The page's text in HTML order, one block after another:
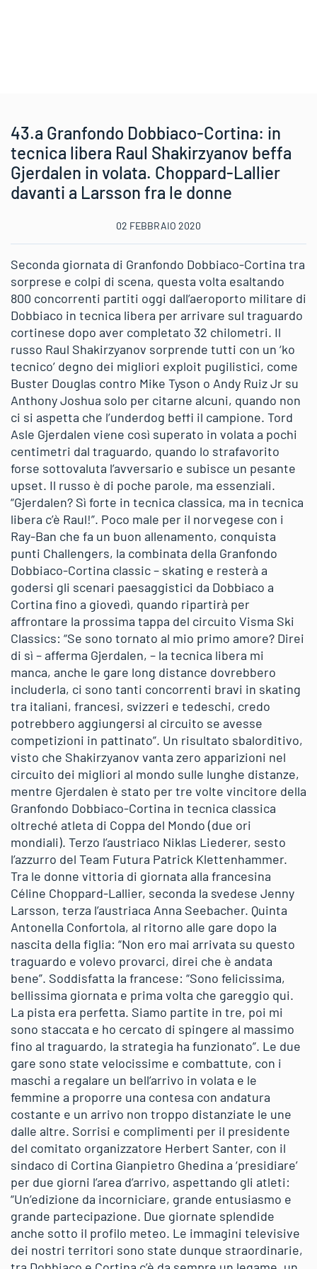
43.a Granfondo Dobbiaco-Cortina: in
tecnica libera Raul Shakirzyanov beffa
Gjerdalen in volata. Choppard-Lallier
davanti a Larsson fra le donne
02 FEBBRAIO 2020
Seconda giornata di Granfondo Dobbiaco-Cortina tra
sorprese e colpi di scena, questa volta esaltando
800 concorrenti partiti oggi dall’aeroporto militare di
Dobbiaco in tecnica libera per arrivare sul traguardo
cortinese dopo aver completato 32 chilometri. Il
russo Raul Shakirzyanov sorprende tutti con un ‘ko
tecnico’ degno dei migliori exploit pugilistici, come
Buster Douglas contro Mike Tyson o Andy Ruiz Jr su
Anthony Joshua solo per citarne alcuni, quando non
ci si aspetta che l’underdog beffi il campione. Tord
Asle Gjerdalen viene così superato in volata a pochi
centimetri dal traguardo, quando lo strafavorito
forse sottovaluta l’avversario e subisce un pesante
upset. Il russo è di poche parole, ma essenziali.
“Gjerdalen? Sì forte in tecnica classica, ma in tecnica
libera c’è Raul!”. Poco male per il norvegese con i
Ray-Ban che fa un buon allenamento, conquista
punti Challengers, la combinata della Granfondo
Dobbiaco-Cortina classic – skating e resterà a
godersi gli scenari paesaggistici da Dobbiaco a
Cortina fino a giovedì, quando ripartirà per
affrontare la prossima tappa del circuito Visma Ski
Classics: “Se sono tornato al mio primo amore? Direi
di sì – afferma Gjerdalen, – la tecnica libera mi
manca, anche le gare long distance dovrebbero
includerla, ci sono tanti concorrenti bravi in skating
tra italiani, francesi, svizzeri e tedeschi, credo
potrebbero aggiungersi al circuito se avesse
competizioni in pattinato”. Un risultato sbalorditivo,
visto che Shakirzyanov vanta zero apparizioni nel
circuito dei migliori al mondo sulle lunghe distanze,
mentre Gjerdalen è stato per tre volte vincitore della
Granfondo Dobbiaco-Cortina in tecnica classica
oltreché atleta di Coppa del Mondo (due ori
mondiali). Terzo l’austriaco Niklas Liederer, sesto
l’azzurro del Team Futura Patrick Klettenhammer.
Tra le donne vittoria di giornata alla francesina
Céline Choppard-Lallier, seconda la svedese Jenny
Larsson, terza l’austriaca Anna Seebacher. Quinta
Antonella Confortola, al ritorno alle gare dopo la
nascita della figlia: “Non ero mai arrivata su questo
traguardo e volevo provarci, direi che è andata
bene”. Soddisfatta la francese: “Sono felicissima,
bellissima giornata e prima volta che gareggio qui.
La pista era perfetta. Siamo partite in tre, poi mi
sono staccata e ho cercato di spingere al massimo
fino al traguardo, la strategia ha funzionato”. Le due
gare sono state velocissime e combattute, con i
maschi a regalare un bell’arrivo in volata e le
femmine a proporre una contesa con andatura
costante e un arrivo non troppo distanziate le une
dalle altre. Sorrisi e complimenti per il presidente
del comitato organizzatore Herbert Santer, con il
sindaco di Cortina Gianpietro Ghedina a ‘presidiare’
per due giorni l’area d’arrivo, aspettando gli atleti:
“Un’edizione da incorniciare, grande entusiasmo e
grande partecipazione. Due giornate splendide
anche sotto il profilo meteo. Le immagini televisive
dei nostri territori sono state dunque straordinarie,